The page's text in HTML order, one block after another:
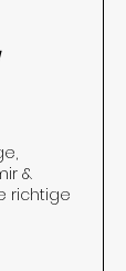
&
richtige